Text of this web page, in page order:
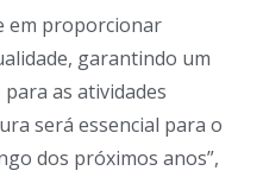
em proporcionar
garantindo um
as atividades
será essencial para o
dos próximos anos”,